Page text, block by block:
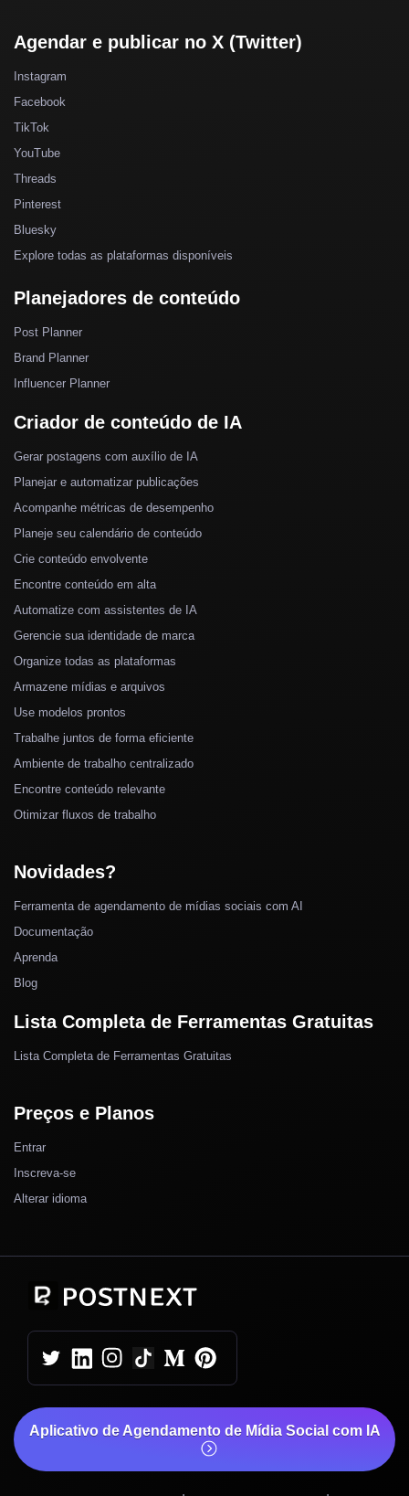
Agendar e publicar no X (Twitter)
Instagram
Facebook
TikTok
YouTube
Threads
Pinterest
Bluesky
Explore todas as plataformas disponíveis
Planejadores de conteúdo
Post Planner
Brand Planner
Influencer Planner
Criador de conteúdo de IA
Gerar postagens com auxílio de IA
Planejar e automatizar publicações
Acompanhe métricas de desempenho
Planeje seu calendário de conteúdo
Crie conteúdo envolvente
Encontre conteúdo em alta
Automatize com assistentes de IA
Gerencie sua identidade de marca
Organize todas as plataformas
Armazene mídias e arquivos
Use modelos prontos
Trabalhe juntos de forma eficiente
Ambiente de trabalho centralizado
Encontre conteúdo relevante
Otimizar fluxos de trabalho
Novidades?
Ferramenta de agendamento de mídias sociais com AI
Documentação
Aprenda
Blog
Lista Completa de Ferramentas Gratuitas
Lista Completa de Ferramentas Gratuitas
Preços e Planos
Entrar
Inscreva-se
Alterar idioma
Aplicativo de Agendamento de Mídia Social com IA